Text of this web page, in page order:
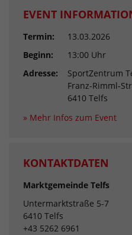
EVENT
Termin:
13.03.2026
Beginn:
13:00 Uhr
Adresse:
SportZentrum
Franz-Rimml-
6410 Telfs
» Mehr Infos zum Event
KONTAKTDATEN
Marktgemeinde Telfs
Untermarktstraße 5-7
6410 Telfs
+43 5262 6961